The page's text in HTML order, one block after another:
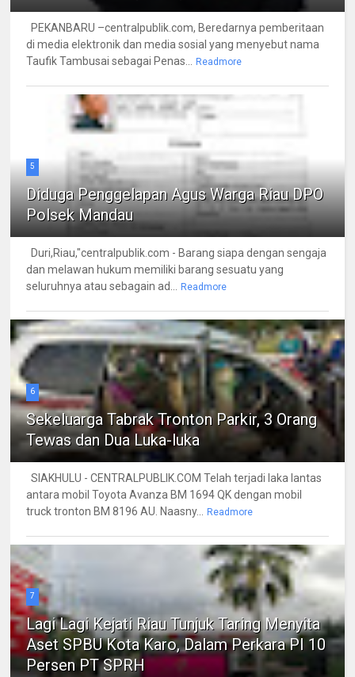
PEKANBARU –centralpublik.com, Beredarnya pemberitaan
di media elektronik dan media sosial yang menyebut nama
Taufik Tambusai sebagai Penas...
Readmore
5
Diduga Penggelapan Agus Warga Riau DPO
Polsek Mandau
Duri,Riau,"centralpublik.com - Barang siapa dengan sengaja
dan melawan hukum memiliki barang sesuatu yang
seluruhnya atau sebagain ad...
Readmore
6
Sekeluarga Tabrak Tronton Parkir, 3 Orang
Tewas dan Dua Luka-luka
SIAKHULU - CENTRALPUBLIK.COM Telah terjadi laka lantas
antara mobil Toyota Avanza BM 1694 QK dengan mobil
truck tronton BM 8196 AU. Naasny...
Readmore
7
Lagi Lagi Kejati Riau Tunjuk Taring Menyita
Aset SPBU Kota Karo, Dalam Perkara PI 10
Persen PT SPRH